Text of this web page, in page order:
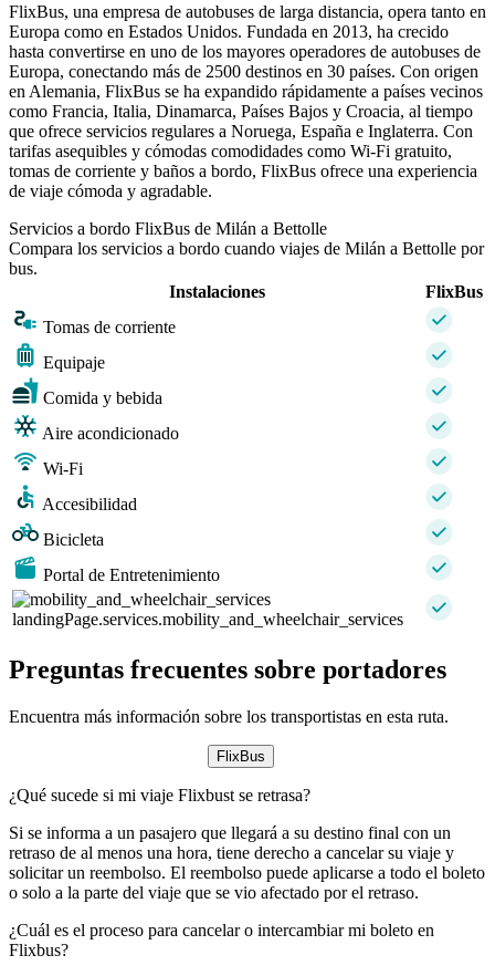
FlixBus, una empresa de autobuses de larga distancia, opera tanto en
Europa como en Estados Unidos. Fundada en 2013, ha crecido
hasta convertirse en uno de los mayores operadores de autobuses de
Europa, conectando más de 2500 destinos en 30 países. Con origen
en Alemania, FlixBus se ha expandido rápidamente a países vecinos
como Francia, Italia, Dinamarca, Países Bajos y Croacia, al tiempo
que ofrece servicios regulares a Noruega, España e Inglaterra. Con
tarifas asequibles y cómodas comodidades como Wi-Fi gratuito,
tomas de corriente y baños a bordo, FlixBus ofrece una experiencia
de viaje cómoda y agradable.
Servicios a bordo FlixBus de Milán a Bettolle
Compara los servicios a bordo cuando viajes de Milán a Bettolle por
bus.
Instalaciones
FlixBus
Tomas de corriente
Equipaje
Comida y bebida
Aire acondicionado
Wi-Fi
Accesibilidad
Bicicleta
Portal de Entretenimiento
landingPage.services.mobility_and_wheelchair_services
Preguntas frecuentes sobre portadores
Encuentra más información sobre los transportistas en esta ruta.
FlixBus
¿Qué sucede si mi viaje Flixbust se retrasa?
Si se informa a un pasajero que llegará a su destino final con un
retraso de al menos una hora, tiene derecho a cancelar su viaje y
solicitar un reembolso. El reembolso puede aplicarse a todo el boleto
o solo a la parte del viaje que se vio afectado por el retraso.
¿Cuál es el proceso para cancelar o intercambiar mi boleto en
Flixbus?